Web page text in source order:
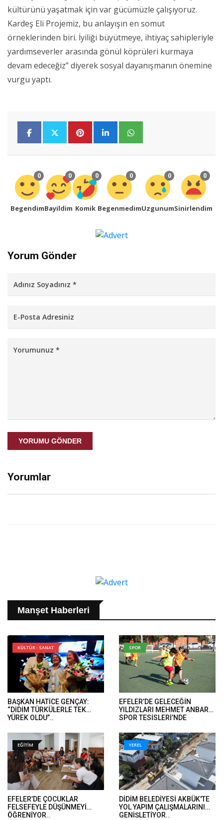
kültürünü yaşatmak için var gücümüzle çalışıyoruz.
Kardeş Eli Projemiz, bu anlayışın en somut
örneklerinden biri. İyiliği büyütmeye, ihtiyaç sahipleriyle
yardımseverler arasında gönül köprüleri kurmaya
devam edeceğiz” diyerek sosyal dayanışmanın önemine
vurgu yaptı.
0
Begendim
0
Bayildim
0
Komik
0
Begenmedim
0
Uzgunum
0
Sinirlendim
Yorum Gönder
YORUMU GÖNDER
Yorumlar
Manşet Haberleri
KÜLTÜR - SANAT
BAŞKAN HATİCE GENÇAY:
“DİDİM TÜRKÜLERLE TEK
YÜREK OLDU”..
SPOR
EFELER’DE GELECEĞİN
YILDIZLARI MEHMET ANBARLI
SPOR TESİSLERİ’NDE
EĞİTİM
EFELER’DE ÇOCUKLAR
FELSEFEYLE DÜŞÜNMEYİ
ÖĞRENİYOR..
YEREL
DİDİM BELEDİYESİ AKBÜK'TE
YOL YAPIM ÇALIŞMALARINI
GENİŞLETİYOR..